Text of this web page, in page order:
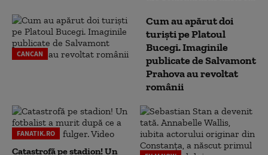
CANCAN
Cum au apărut doi
turiști pe Platoul
Bucegi. Imaginile
publicate de Salvamont
Prahova au revoltat
românii
FANATIK.RO
Catastrofă pe stadion! Un